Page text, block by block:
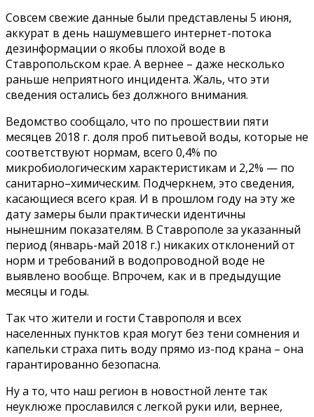
Совсем свежие данные были представлены 5 июня,
аккурат в день нашумевшего интернет-потока
дезинформации о якобы плохой воде в
Ставропольском крае. А вернее – даже несколько
раньше неприятного инцидента. Жаль, что эти
сведения остались без должного внимания.
Ведомство сообщало, что по прошествии пяти
месяцев 2018 г. доля проб питьевой воды, которые не
соответствуют нормам, всего 0,4% по
микробиологическим характеристикам и 2,2% — по
санитарно–химическим. Подчеркнем, это сведения,
касающиеся всего края. И в прошлом году на эту же
дату замеры были практически идентичны
нынешним показателям. В Ставрополе за указанный
период (январь-май 2018 г.) никаких отклонений от
норм и требований в водопроводной воде не
выявлено вообще. Впрочем, как и в предыдущие
месяцы и годы.
Так что жители и гости Ставрополя и всех
населенных пунктов края могут без тени сомнения и
капельки страха пить воду прямо из-под крана – она
гарантированно безопасна.
Ну а то, что наш регион в новостной ленте так
неуклюже прославился с легкой руки или, вернее,